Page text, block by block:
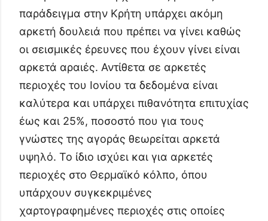
παράδειγμα στην Κρήτη υπάρχει ακόμη
αρκετή δουλειά που πρέπει να γίνει καθώς
οι σεισμικές έρευνες που έχουν γίνει είναι
αρκετά αραιές. Αντίθετα σε αρκετές
περιοχές του Ιονίου τα δεδομένα είναι
καλύτερα και υπάρχει πιθανότητα επιτυχίας
έως και 25%, ποσοστό που για τους
γνώστες της αγοράς θεωρείται αρκετά
υψηλό. Το ίδιο ισχύει και για αρκετές
περιοχές στο Θερμαϊκό κόλπο, όπου
υπάρχουν συγκεκριμένες
χαρτογραφημένες περιοχές στις οποίες